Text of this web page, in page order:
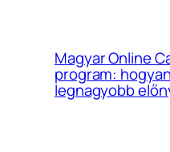
Magyar Online
program:
legnagyobb